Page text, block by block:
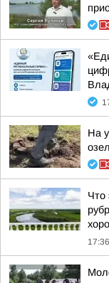
На
Что
17:36